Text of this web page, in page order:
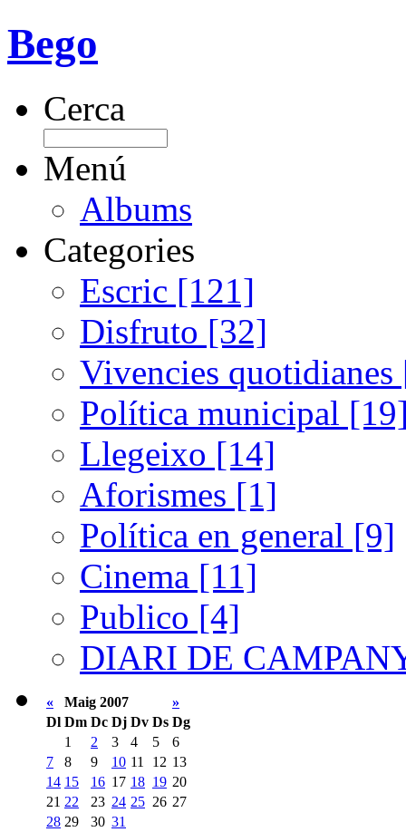
Bego
Cerca
Menú
Albums
Categories
Escric [121]
Disfruto [32]
Vivencies
Política municipal
Llegeixo [14]
Aforismes [1]
Política en general [9]
Cinema [11]
Publico [4]
DIARI DE
« Maig 2007
»
Dl Dm Dc Dj Dv Ds Dg
1
2 3 4 5
6
7
8 9 10 11 12 13
14 15 16 17 18 19 20
21 22 23 24 25 26 27
28 29 30 31